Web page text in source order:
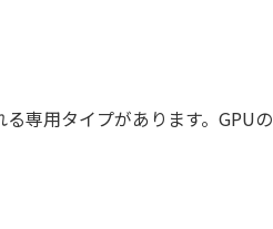
専用タイプがあります。GPU